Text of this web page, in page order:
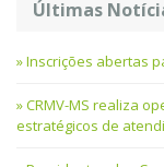
Últimas
Inscrições abertas
CRMV-MS realiza
estratégicos de